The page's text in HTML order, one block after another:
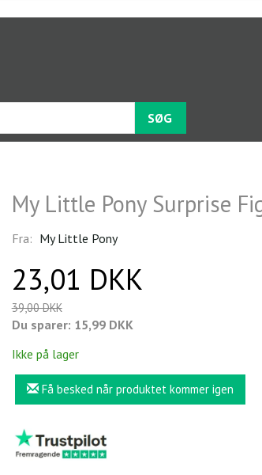
SØG
My Little Pony Surprise
Fra: My Little Pony
23,01 DKK
39,00 DKK
Du sparer: 15,99 DKK
Ikke på lager
Få besked når produktet kommer igen